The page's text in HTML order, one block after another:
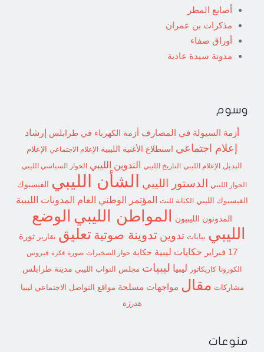
أصابع المطر
مذكرات بن عمران
أوراق صفاء
مدونة سيدة عادية
وسوم
أزمة السيولة في المصارف أزمة الكهرباء في طرابلس إرشاد
إعلام اجتماعي استطلاع الأغنية الليبية الإعلام الاجتماعي
الإعلام
البديل الإعلام الليبي التاريخ الليبي التدوين الليبي الحوار السياسي الليبي
الحوار الليبي الدستور الليبي الشأن الليبي الفيسبوك
الفيسبوك الليبي الكتابة للنت المؤتمر الوطني العام المدونات الليبية
المدونون الليبيون المواطن الليبي الوضع
الليبي بيانات تدوين تدوينة صوتية تعليق تقارير
ثورة
17 فبراير
حكايات ليبية حكاية حوار الصخيرات صورة فكرة فيروس
الكورونا كاريكاتور ليبيا ليبيات مجلس النواب الليبي مدينة طرابلس
مشاركات مقال مواجهات مسلحة مواقع التواصل الاجتماعي ليبيا
هدرزة
منوعات